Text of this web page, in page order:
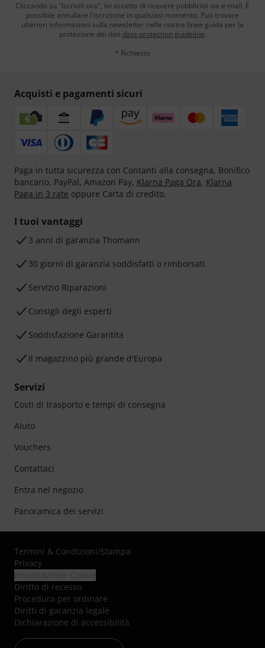
Cliccando su "Iscriviti ora", lei accetta di ricevere pubblicità via e-mail. È
possibile annullare l'iscrizione in qualsiasi momento. Può trovare
ulteriori informazioni sulla newsletter nelle nostre linee guida per la
protezione dei dati data protection guideline.
* Richiesto
Acquisti e pagamenti sicuri
Paga in tutta sicurezza con Contanti alla consegna, Bonifico
bancario, PayPal, Amazon Pay, Klarna Paga Ora, Klarna
Paga in 3 rate oppure Carta di credito.
I tuoi vantaggi
3 anni di garanzia Thomann
30 giorni di garanzia soddisfatti o rimborsati
Servizio Riparazioni
Consigli degli esperti
Soddisfazione Garantita
Il magazzino più grande d'Europa
Servizi
Costi di trasporto e tempi di consegna
Aiuto
Vouchers
Contattaci
Entra nel negozio
Panoramica dei servizi
Termini & Condizioni/Stampa
Privacy
Diritto di recesso
Procedura per ordinare
Diritti di garanzia legale
Dichiarazione di accessibilità